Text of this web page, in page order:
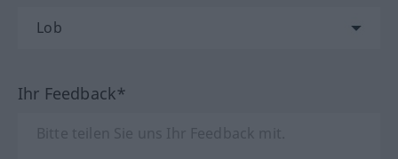
Ihr Feedback*